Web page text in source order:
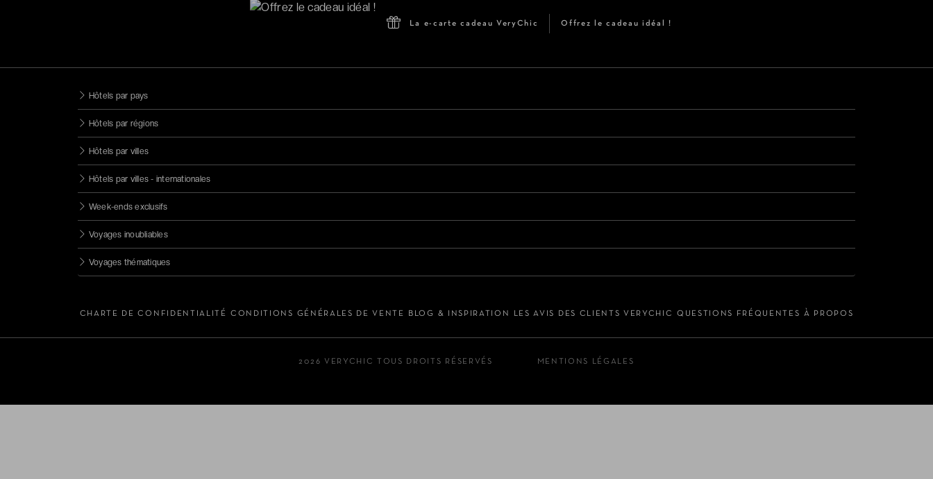
4 étoiles
5 étoiles
Resorts
La e-carte cadeau VeryChic Offrez le cadeau idéal !
Hôtels par pays
Hôtels par régions
Hôtels par villes
Hôtels par villes - internationales
Week-ends exclusifs
Voyages inoubliables
Voyages thématiques
CHARTE DE CONFIDENTIALITÉ CONDITIONS GÉNÉRALES DE VENTE BLOG & INSPIRATION LES AVIS DES CLIENTS VERYCHIC QUESTIONS FRÉQUENTES À PROPOS
2026 VERYCHIC TOUS DROITS RÉSERVÉS MENTIONS LÉGALES